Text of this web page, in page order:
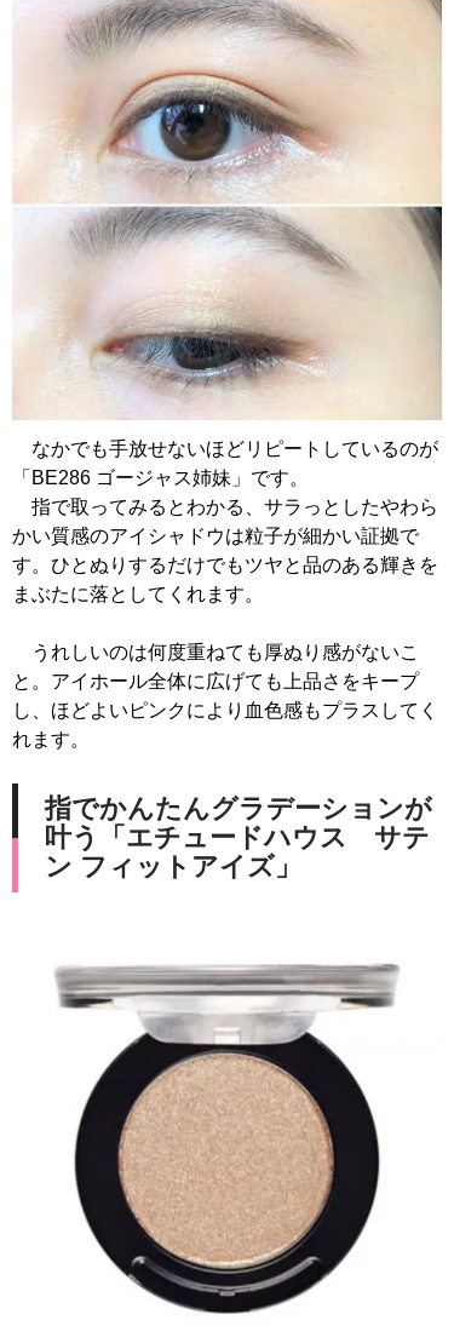
なかでも手放せないほどリピートしているのが
「BE286 ゴージャス姉妹」です。
指で取ってみるとわかる、サラっとしたやわら
かい質感のアイシャドウは粒子が細かい証拠で
す。ひとぬりするだけでもツヤと品のある輝きを
まぶたに落としてくれます。
うれしいのは何度重ねても厚ぬり感がないこ
と。アイホール全体に広げても上品さをキープ
し、ほどよいピンクにより血色感もプラスしてく
れます。
指でかんたんグラデーションが
叶う「エチュードハウス サテ
ン フィットアイズ」